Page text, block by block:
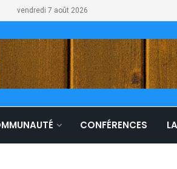
vendredi 7 août 2026
CONFÉRENCES